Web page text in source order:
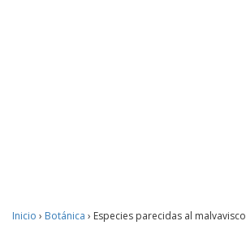
Inicio › Botánica › Especies parecidas al malvavisco